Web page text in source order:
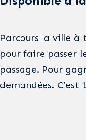
Parcours la ville à
pour faire passer
passage. Pour
demandées. C’est